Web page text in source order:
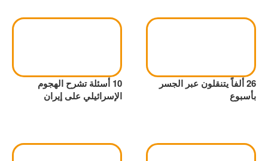
26 ألفاً يتنقلون عبر الجسر
بأسبوع
10 أسئلة تشرح الهجوم
الإسرائيلي على إيران